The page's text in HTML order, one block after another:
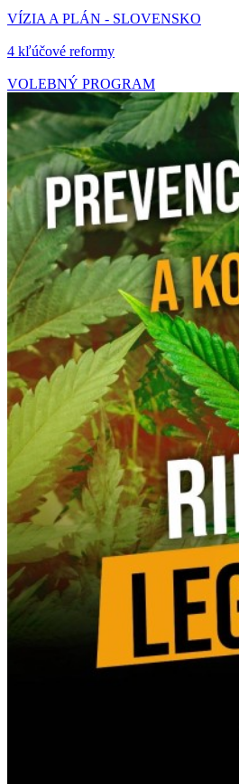
VÍZIA A PLÁN - SLOVENSKO
4 kľúčové reformy
VOLEBNÝ PROGRAM